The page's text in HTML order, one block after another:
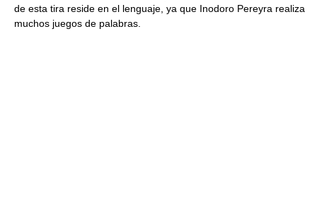
de esta tira reside en el lenguaje, ya que Inodoro Pereyra realiza
muchos juegos de palabras.